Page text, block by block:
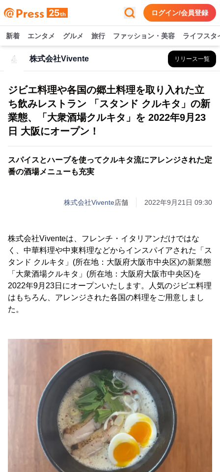
ログイン/会員登録
新着 エンタメ グルメ 旅行 ファッション・美容 ライフスタ
株式会社Vivente リリース一覧
ジビエ料理や各国の郷土料理を取り入れた立
ち飲みレストラン 「スタンド クルキタ」の新
業態、「大衆酒場クルキタ」を 2022年9月23
日 大阪にオープン！
スパイスとハーブを使ってクルキタ流にアレンジされた定
番の酒場メニューも充実
株式会社Vivente店舗 2022年9月21日 09:30
株式会社Viventeは、フレンチ・イタリアンだけではな
く、中華料理や中東料理などからインスパイアされた「ス
タンド クルキタ」(所在地：大阪府大阪市中央区)の新業態
「大衆酒場クルキタ」(所在地：大阪府大阪市中央区)を
2022年9月23日にオープンいたします。人気のジビエ料理
はもちろん、アレンジされた各国の料理をご用意しまし
た。